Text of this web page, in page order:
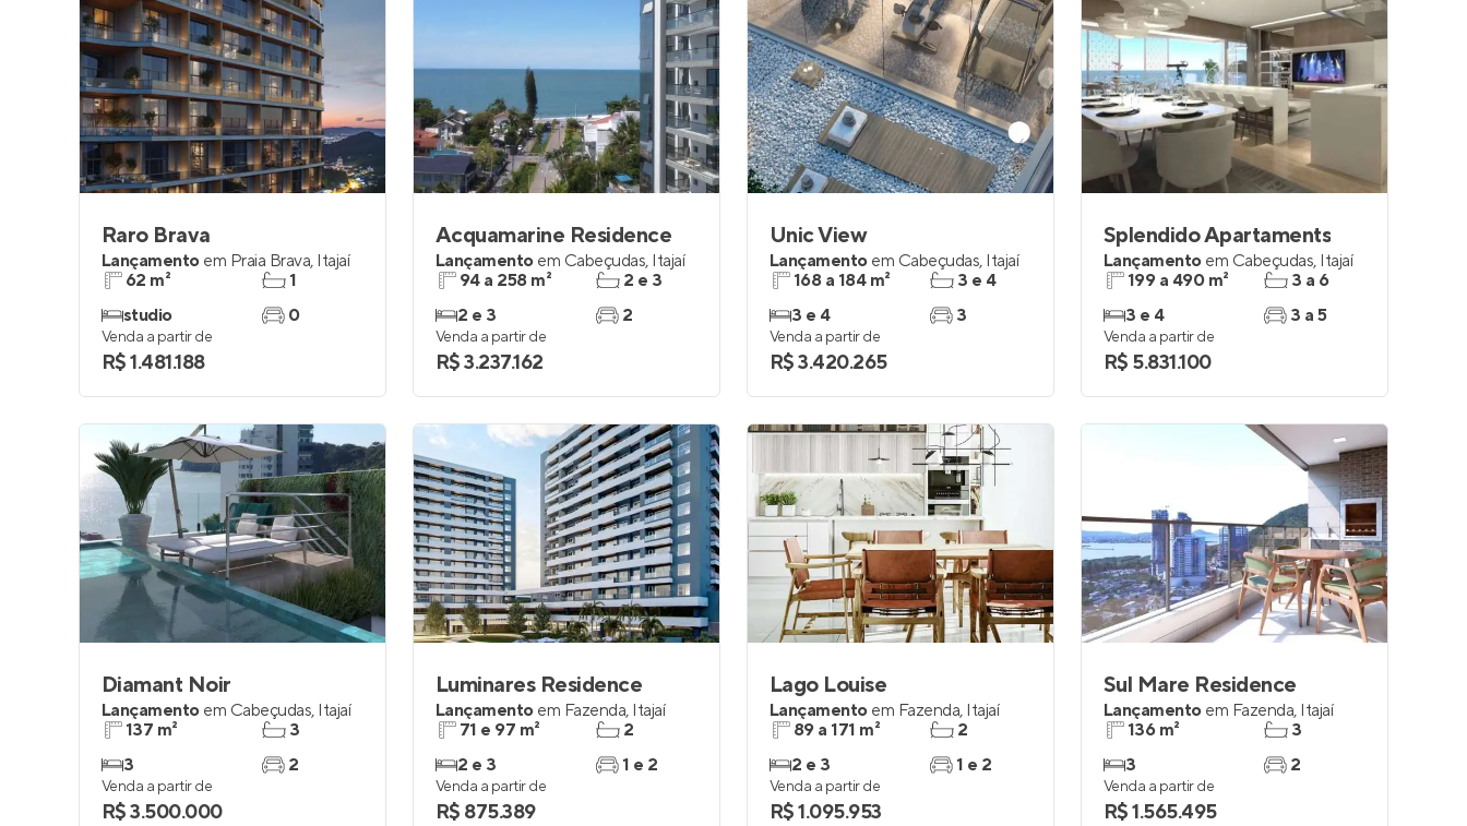
Raro Brava
Lançamento em Praia Brava, Itajaí
62 m²
studio
1
0
Venda a partir de
R$ 1.481.188
Acquamarine Residence
Lançamento em Cabeçudas, Itajaí
94 a 258 m²
2 e 3
2 e 3
2
Venda a partir de
R$ 3.237.162
Unic View
Lançamento em Cabeçudas, Itajaí
168 a 184 m²
3 e 4
3 e 4
3
Venda a partir de
R$ 3.420.265
Splendido Apartaments
Lançamento em Cabeçudas, Itajaí
199 a 490 m²
3 e 4
3 a 6
3 a 5
Venda a partir de
R$ 5.831.100
Diamant Noir
Lançamento em Cabeçudas, Itajaí
137 m²
3
3
2
Venda a partir de
R$ 3.500.000
Luminares Residence
Lançamento em Fazenda, Itajaí
71 e 97 m²
2 e 3
2
1 e 2
Venda a partir de
R$ 875.389
Lago Louise
Lançamento em Fazenda, Itajaí
89 a 171 m²
2 e 3
2
1 e 2
Venda a partir de
R$ 1.095.953
Sul Mare Residence
Lançamento em Fazenda, Itajaí
136 m²
3
3
2
Venda a partir de
R$ 1.565.495